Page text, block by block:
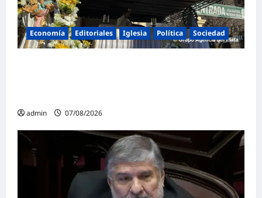
Economía Editoriales Iglesia Política Sociedad
admin 07/08/2026